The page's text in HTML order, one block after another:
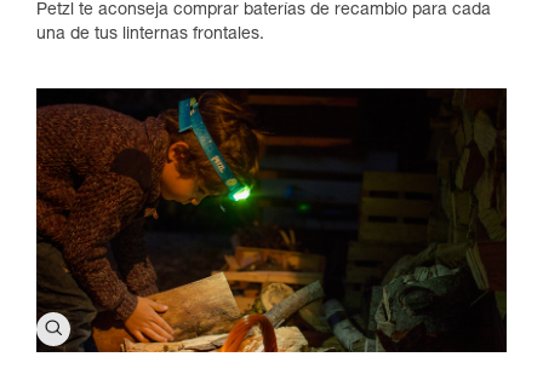
Petzl te aconseja comprar baterías de recambio para cada
una de tus linternas frontales.